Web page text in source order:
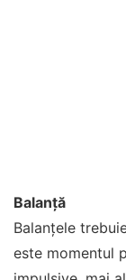
Balanță
Balanțele
este momentul